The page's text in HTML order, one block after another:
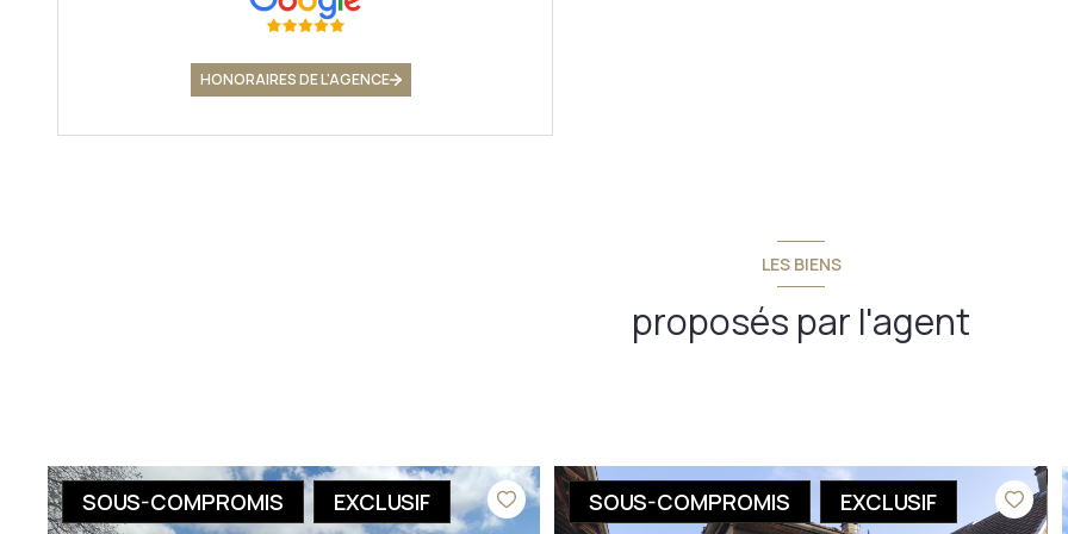
HONORAIRES DE L'AGENCE
LES BIENS
proposés par l'agent
SOUS-COMPROMIS EXCLUSIF SOUS-COMPROMIS EXCLUSIF